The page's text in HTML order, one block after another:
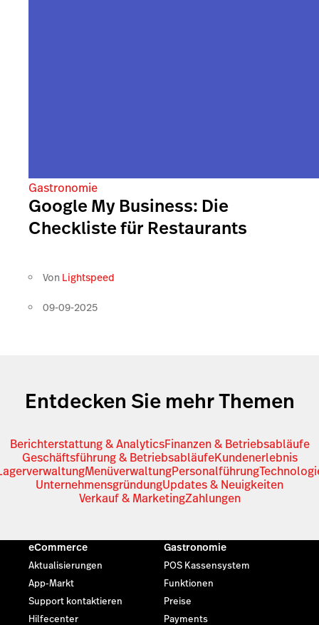
Gastronomie
Google My Business: Die
Checkliste für Restaurants
Von Lightspeed
09-09-2025
Entdecken Sie mehr Themen
Berichterstattung & AnalyticsFinanzen & Betriebsabläufe
Geschäftsführung & BetriebsabläufeKundenerlebnis
MenüverwaltungPersonalführung
UnternehmensgründungUpdates & Neuigkeiten
Verkauf & MarketingZahlungen
eCommerce
Aktualisierungen
App-Markt
Support kontaktieren
Hilfecenter
Gastronomie
POS Kassensystem
Funktionen
Preise
Payments